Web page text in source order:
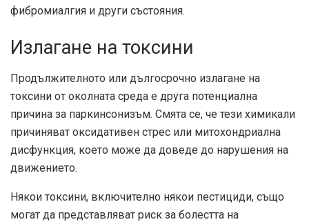
фибромиалгия и други състояния.
Излагане на токсини
Продължителното или дългосрочно излагане на
токсини от околната среда е друга потенциална
причина за паркинсонизъм. Смята се, че тези химикали
причиняват оксидативен стрес или митохондриална
дисфункция, което може да доведе до нарушения на
движението.
Някои токсини, включително някои пестициди, също
могат да представляват риск за болестта на